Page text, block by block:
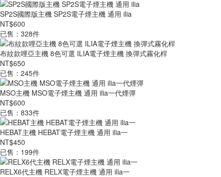
SP2S國際版主機 SP2S電子煙主機 通用 ilia
NT$600
已售：328件
布紋款哩亞主機 8色可選 ILIA電子煙主機 換彈式霧化桿
NT$650
已售：245件
MSO主機 MSO電子煙主機 通用 ilia一代煙彈
NT$600
已售：833件
HEBAT主機 HEBAT電子煙主機 通用 ilia一
NT$450
已售：199件
RELX6代主機 RELX電子煙主機 通用 ilia一